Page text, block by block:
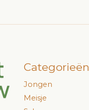
Categorieën
Jongen
Meisje